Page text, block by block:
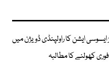
ایسوسی ایشن کا راولپنڈی ڈویژن میں
کھولنے کا مطالبہ